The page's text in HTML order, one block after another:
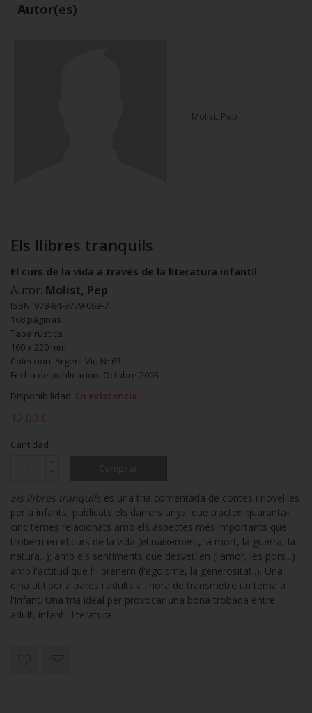
Autor(es)
Molist, Pep
Els llibres tranquils
El curs de la vida a través de la literatura infantil
Autor: Molist, Pep
ISBN: 978-84-9779-069-7
168 páginas
Tapa rústica
160 x 220 mm
Colección: Argent Viu Nº 63
Fecha de publicación: Octubre 2003
Disponibilidad: En existencia
12,00 €
Cantidad
Els llibres tranquils és una tria comentada de contes i novel·les
per a infants, publicats els darrers anys, que tracten quaranta-
cinc temes relacionats amb els aspectes més importants que
trobem en el curs de la vida (el naixement, la mort, la guerra, la
natura...); amb els sentiments que desvetllen (l'amor, les pors...) i
amb l'actitud que hi prenem (l'egoisme, la generositat..). Una
eina útil per a pares i adults a l'hora de transmetre un tema a
l'infant. Una tria ideal per provocar una bona trobada entre
adult, infant i literatura.